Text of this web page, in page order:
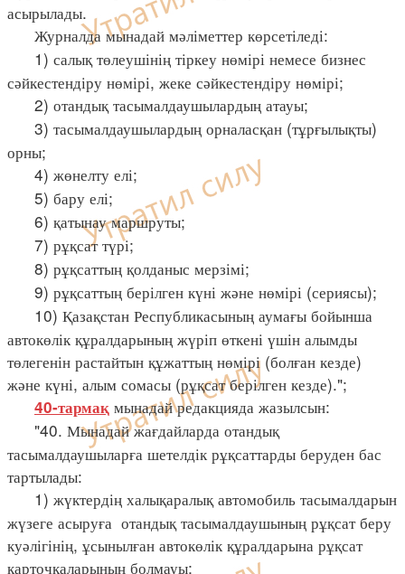
асырылады.
Журналда мынадай мәліметтер көрсетіледі:
1) салық төлеушінің тіркеу нөмірі немесе бизнес
сәйкестендіру нөмірі, жеке сәйкестендіру нөмірі;
2) отандық тасымалдаушылардың атауы;
3) тасымалдаушылардың орналасқан (тұрғылықты)
орны;
4) жөнелту елі;
5) бару елі;
6) қатынау маршруты;
7) рұқсат түрі;
8) рұқсаттың қолданыс мерзімі;
9) рұқсаттың берілген күні және нөмірі (сериясы);
10) Қазақстан Республикасының аумағы бойынша
автокөлік құралдарының жүріп өткені үшін алымды
төлегенін растайтын құжаттың нөмірі (болған кезде)
және күні, алым сомасы (рұқсат берілген кезде).";
40-тармақ мынадай редакцияда жазылсын:
"40. Мынадай жағдайларда отандық
тасымалдаушыларға шетелдік рұқсаттарды беруден бас
тартылады:
1) жүктердің халықаралық автомобиль тасымалдарын
жүзеге асыруға отандық тасымалдаушының рұқсат беру
куәлігінің, ұсынылған автокөлік құралдарына рұқсат
карточкаларының болмауы;